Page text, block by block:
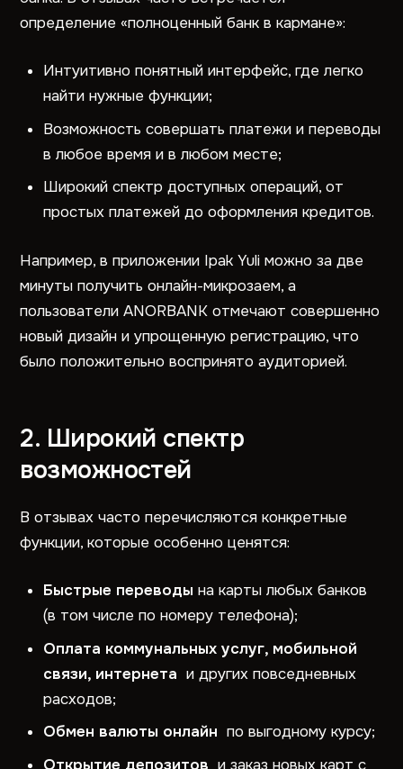
определение «полноценный банк в кармане»:
Интуитивно понятный интерфейс, где легко
найти нужные функции;
Возможность совершать платежи и переводы
в любое время и в любом месте;
Широкий спектр доступных операций, от
простых платежей до оформления кредитов.
Например, в приложении Ipak Yuli можно за две
минуты получить онлайн-микрозаем, а
пользователи ANORBANK отмечают совершенно
новый дизайн и упрощенную регистрацию, что
было положительно воспринято аудиторией.
2. Широкий спектр
возможностей
В отзывах часто перечисляются конкретные
функции, которые особенно ценятся:
Быстрые переводы на карты любых банков
(в том числе по номеру телефона);
Оплата коммунальных услуг, мобильной
связи, интернета и других повседневных
расходов;
Обмен валюты онлайн по выгодному курсу;
Открытие депозитов и заказ новых карт с